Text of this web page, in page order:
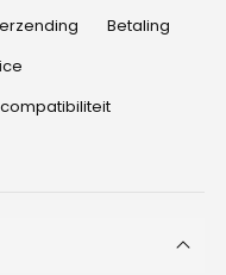
Betaling